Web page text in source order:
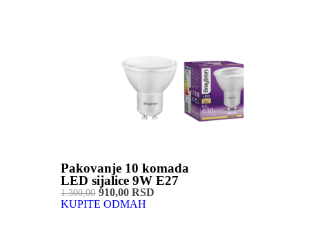
Pakovanje 10 komada
LED sijalice 9W E27
1.300,00910,00 RSD
KUPITE ODMAH